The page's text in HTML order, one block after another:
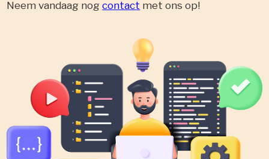
Neem vandaag nogcontact met ons op!